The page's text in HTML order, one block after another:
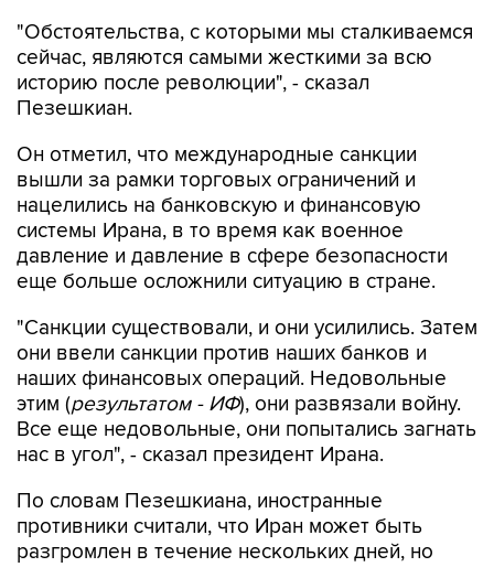
"Обстоятельства, с которыми мы сталкиваемся
сейчас, являются самыми жесткими за всю
историю после революции", - сказал
Пезешкиан.
Он отметил, что международные санкции
вышли за рамки торговых ограничений и
нацелились на банковскую и финансовую
системы Ирана, в то время как военное
давление и давление в сфере безопасности
еще больше осложнили ситуацию в стране.
"Санкции существовали, и они усилились. Затем
они ввели санкции против наших банков и
наших финансовых операций. Недовольные
этим (результатом - ИФ), они развязали войну.
Все еще недовольные, они попытались загнать
нас в угол", - сказал президент Ирана.
По словам Пезешкиана, иностранные
противники считали, что Иран может быть
разгромлен в течение нескольких дней, но